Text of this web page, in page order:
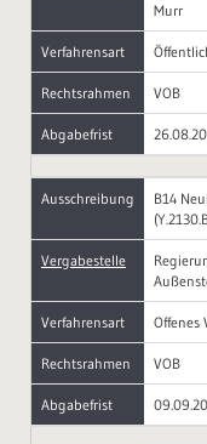
Murr
Verfahrensart
Rechtsrahmen VOB
Abgabefrist
Ausschreibung
B14
Vergabestelle
Verfahrensart Offenes
Rechtsrahmen VOB
Abgabefrist